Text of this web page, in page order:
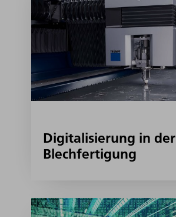
Digitalisierung in der
Blechfertigung